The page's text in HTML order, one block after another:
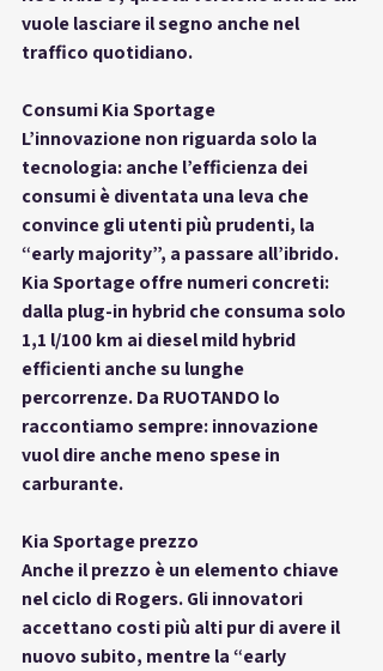
vuole lasciare il segno anche nel
traffico quotidiano.
Consumi Kia Sportage
L’innovazione non riguarda solo la
tecnologia: anche l’efficienza dei
consumi è diventata una leva che
convince gli utenti più prudenti, la
“early majority”, a passare all’ibrido.
Kia Sportage offre numeri concreti:
dalla plug-in hybrid che consuma solo
1,1 l/100 km ai diesel mild hybrid
efficienti anche su lunghe
percorrenze. Da RUOTANDO lo
raccontiamo sempre: innovazione
vuol dire anche meno spese in
carburante.
Kia Sportage prezzo
Anche il prezzo è un elemento chiave
nel ciclo di Rogers. Gli innovatori
accettano costi più alti pur di avere il
nuovo subito, mentre la “early